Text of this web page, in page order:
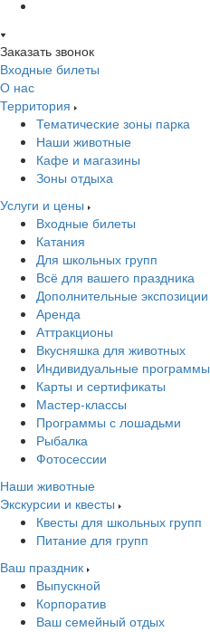
Заказать звонок
Входные билеты
О нас
Территория
Тематические зоны парка
Наши животные
Кафе и магазины
Зоны отдыха
Услуги и цены
Входные билеты
Катания
Для школьных групп
Всё для вашего праздника
Дополнительные экспозиции
Аренда
Аттракционы
Вкусняшка для животных
Индивидуальные программы
Карты и сертификаты
Мастер-классы
Программы с лошадьми
Рыбалка
Фотосессии
Наши животные
Экскурсии и квесты
Квесты для школьных групп
Питание для групп
Ваш праздник
Выпускной
Корпоратив
Ваш семейный отдых